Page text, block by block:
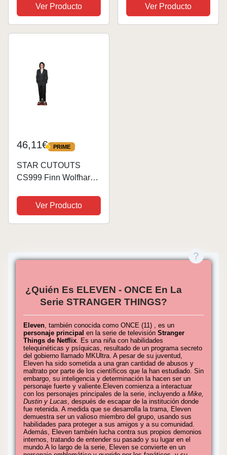
(con el traje del
depósito , edición
especial) #1248
Ver Producto
de Miedo, Stephen
King, Terror - Color:
Ver Producto
46,11€ PRIME
PRIME
STAR CUTOUTS
CS999 Finn Wolfhard -
tamaño Real con Mini
Recorte, Traje Negro
Ver Producto
¿Quién Es ELEVEN - ONCE En La
Serie STRANGER THINGS?
Eleven , también conocida como ONCE (11) , es un
personaje principal en la serie de televisión Stranger
Things de Netflix . Es una niña con habilidades
telequinéticas y psíquicas, resultado de un programa secreto
del gobierno llamado MKUltra. A pesar de su juventud,
Eleven ha sido sometida a una gran cantidad de abusos y
maltrato por parte de los científicos que la han estudiado. Sin
embargo, su inteligencia y determinación la hacen ser un
personaje fuerte y valiente.Eleven comienza a interactuar
con los personajes principales de la serie, incluyendo a Mike,
Dustin y Lucas , después de escapar de la institución donde
fue retenida. A medida que se desarrolla la trama, Eleven
demuestra ser un valioso miembro del grupo, usando sus
habilidades para proteger a sus amigos y a su comunidad.
Además, Eleven también lucha contra sus propios demonios
internos, tratando de entender su pasado y su lugar en el
mundo.A lo largo de la serie, Eleven se convierte en un